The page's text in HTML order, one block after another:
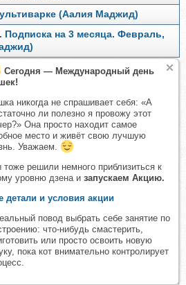
Сегодня — Международный день
никогда не спрашивает себя: «А
ли полезно я провожу этот
Она просто находит самое
место и живёт свою лучшую
Уважаем.
решили немного приблизиться к
уровню дзена и запускаем Акцию.
детали и условия акции
повод выбрать себе занятие по
что-нибудь смастерить,
или просто освоить новую
пока кот внимательно контролирует
(Аалия Маджид)
Подписка на 3 месяца. Февраль,
Организатор складчин
сбора взносов.
Взнос с каждого участника: 194
списке: 2 чел.
взносов 4 Август